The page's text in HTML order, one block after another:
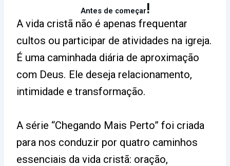
Antes de começar!
A vida cristã não é apenas frequentar
cultos ou participar de atividades na igreja.
É uma caminhada diária de aproximação
com Deus. Ele deseja relacionamento,
intimidade e transformação.
A série “Chegando Mais Perto” foi criada
para nos conduzir por quatro caminhos
essenciais da vida cristã: oração,